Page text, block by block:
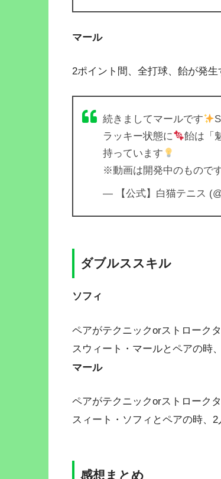
マール
2ポイント間、全打球、飴が発
続きましてマールです
ラッキー状態に
飴は「
持っています
※動画は開発中のもので
— 【公式】白猫テニス
ダブルススキル
ソフィ
ペアがテクニックorストローク
スウィート・マールとペアの時
マール
ペアがテクニックorストローク
スィート・ソフィとペアの時、
感想まとめ